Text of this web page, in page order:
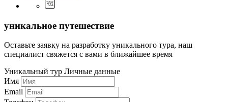
уникальное путешествие
Оставьте заявку на разработку уникального тура, наш
специалист свяжется с вами в ближайшее время
Уникальный тур Личные данные
Имя
Email